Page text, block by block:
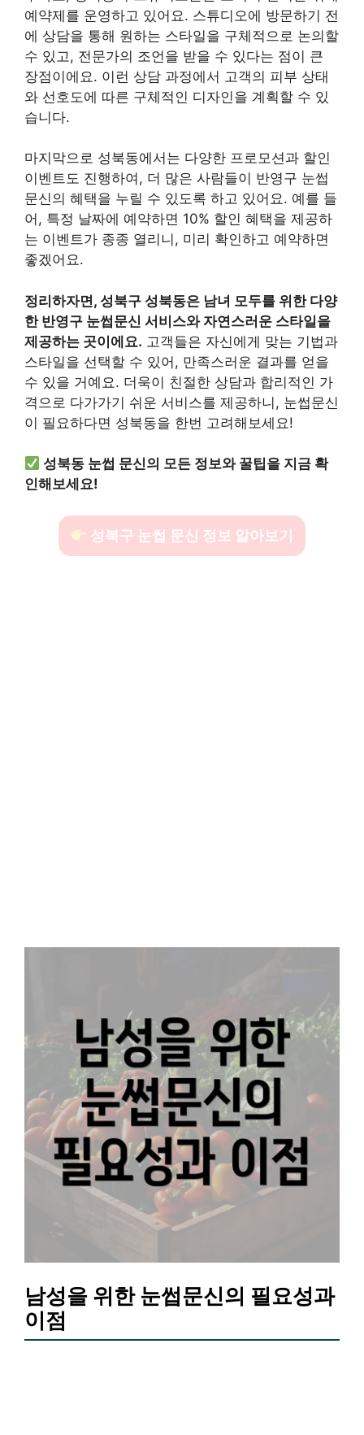
예약제를 운영하고 있어요. 스튜디오에 방문하기 전
에 상담을 통해 원하는 스타일을 구체적으로 논의할
수 있고, 전문가의 조언을 받을 수 있다는 점이 큰
장점이에요. 이런 상담 과정에서 고객의 피부 상태
와 선호도에 따른 구체적인 디자인을 계획할 수 있
습니다.
마지막으로 성북동에서는 다양한 프로모션과 할인
이벤트도 진행하여, 더 많은 사람들이 반영구 눈썹
문신의 혜택을 누릴 수 있도록 하고 있어요. 예를 들
어, 특정 날짜에 예약하면 10% 할인 혜택을 제공하
는 이벤트가 종종 열리니, 미리 확인하고 예약하면
좋겠어요.
정리하자면, 성북구 성북동은 남녀 모두를 위한 다양
한 반영구 눈썹문신 서비스와 자연스러운 스타일을
제공하는 곳이에요. 고객들은 자신에게 맞는 기법과
스타일을 선택할 수 있어, 만족스러운 결과를 얻을
수 있을 거예요. 더욱이 친절한 상담과 합리적인 가
격으로 다가가기 쉬운 서비스를 제공하니, 눈썹문신
이 필요하다면 성북동을 한번 고려해보세요!
성북동 눈썹 문신의 모든 정보와 꿀팁을 지금 확
인해보세요!
성북구 눈썹 문신 정보 알아보기
남성을 위한 눈썹문신의 필요성과
이점